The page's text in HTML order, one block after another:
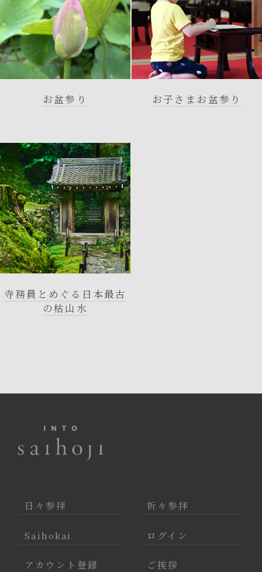
お盆参り お子さまお盆参り
寺務員とめぐる日本最古
の枯山水
日々参拝 折々参拝
Saihokai ログイン
アカウント登録 ご挨拶